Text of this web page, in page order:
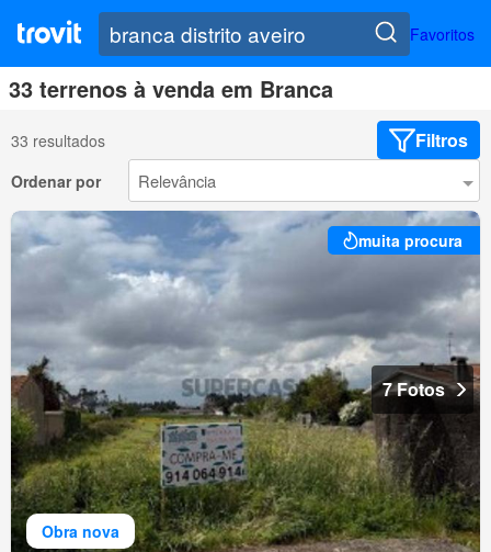
Favoritos
33 terrenos à venda em Branca
33 resultados Filtros
Ordenar por
Obra nova
muita procura
7 Fotos